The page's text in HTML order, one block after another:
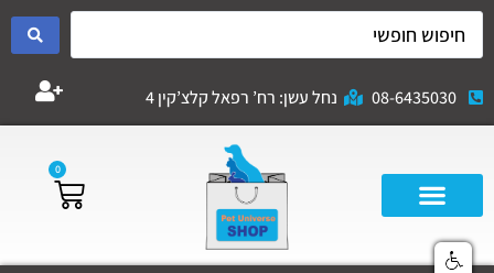
08-6435030 נחל עשן: רח’ רפאל קלצ’קין 4
0